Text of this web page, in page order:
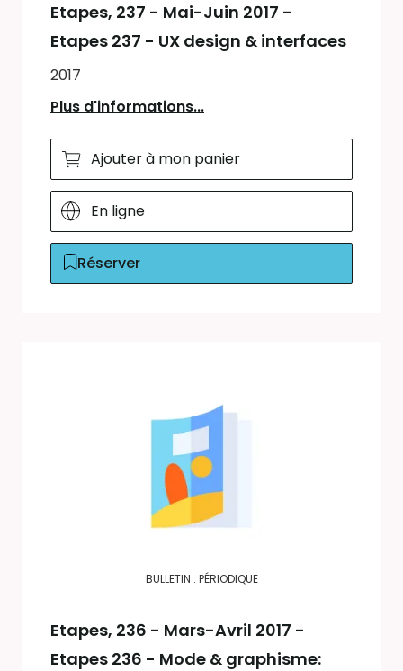
Etapes, 237 - Mai-Juin 2017 -
Etapes 237 - UX design & interfaces
2017
Plus d'informations...
Ajouter à mon panier
En ligne
Réserver
BULLETIN : PÉRIODIQUE
Etapes, 236 - Mars-Avril 2017 -
Etapes 236 - Mode & graphisme: